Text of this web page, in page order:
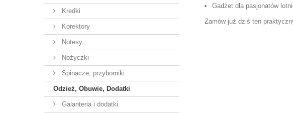
Kredki
Korektory
Notesy
Nożyczki
Spinacze, przyborniki
Odzież, Obuwie, Dodatki
Galanteria i dodatki
Gadżet dla pasjonatów
Zamów już dziś ten